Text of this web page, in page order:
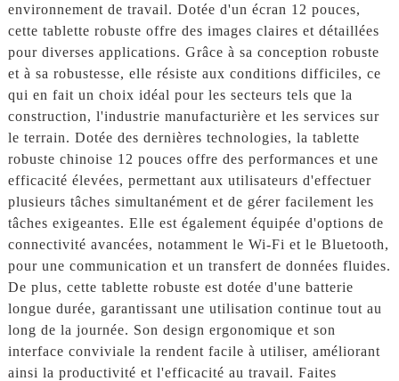
environnement de travail. Dotée d'un écran 12 pouces,
cette tablette robuste offre des images claires et détaillées
pour diverses applications. Grâce à sa conception robuste
et à sa robustesse, elle résiste aux conditions difficiles, ce
qui en fait un choix idéal pour les secteurs tels que la
construction, l'industrie manufacturière et les services sur
le terrain. Dotée des dernières technologies, la tablette
robuste chinoise 12 pouces offre des performances et une
efficacité élevées, permettant aux utilisateurs d'effectuer
plusieurs tâches simultanément et de gérer facilement les
tâches exigeantes. Elle est également équipée d'options de
connectivité avancées, notamment le Wi-Fi et le Bluetooth,
pour une communication et un transfert de données fluides.
De plus, cette tablette robuste est dotée d'une batterie
longue durée, garantissant une utilisation continue tout au
long de la journée. Son design ergonomique et son
interface conviviale la rendent facile à utiliser, améliorant
ainsi la productivité et l'efficacité au travail. Faites